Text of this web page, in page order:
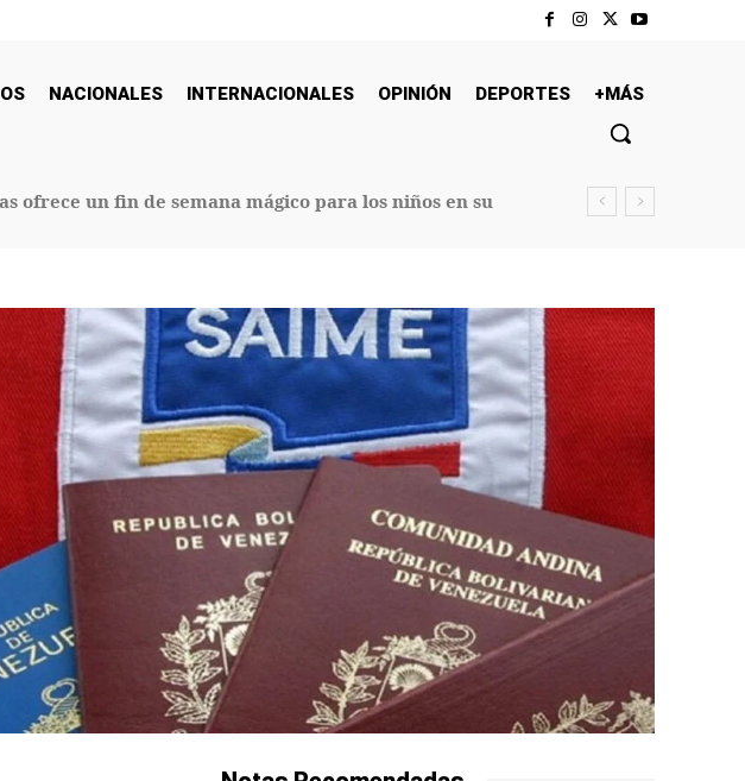
NACIONALES INTERNACIONALES OPINIÓN DEPORTES +MÁS
ofrece un fin de semana mágico para los niños en su